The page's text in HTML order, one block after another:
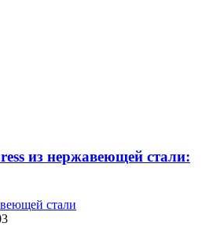
из нержавеющей стали:
стали